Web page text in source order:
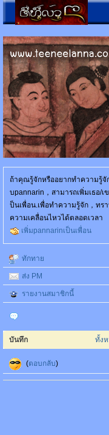
ถ้าคุณรู้จักหรืออยากทำความรู้จั
บpannarin，สามารถเพิ่มเธอ/เข
ป็นเพื่อน.เพื่อทำความรู้จัก，ทร
ความเคลื่อนไหวได้ตลอดเวลา
เพิ่มpannarinเป็นเพื่อน
ทักทาย
ส่ง PM
รายงานสมาชิกนี้
ทั้ง
บันทึก
(ตอบกลับ)